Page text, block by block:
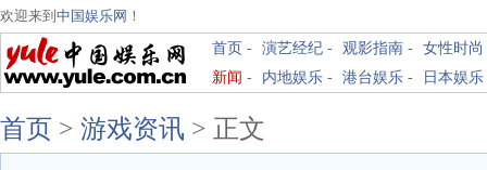
欢迎来到 中国娱乐网 ！
首页 - 演艺经纪 - 观影指南 - 女性时尚
新闻 - 内地娱乐 - 港台娱乐 - 日本娱乐
首页 > 游戏资讯 > 正文